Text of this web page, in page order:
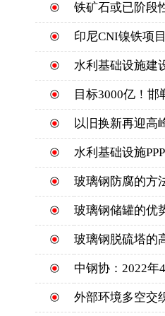
铁矿石或已阶段
印尼CNI镍铁项
水利基础设施建
目标3000亿！邯
以旧换新再迎高
水利基础设施
玻璃钢防腐的方
玻璃钢储罐的优
玻璃钢脱硫塔的
中钢协：2022年
外部环境多空交